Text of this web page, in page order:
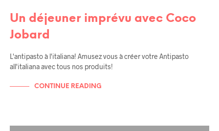
Un déjeuner imprévu avec Coco
Jobard
L'antipasto à l'italiana! Amusez vous à créer votre Antipasto
all'italiana avec tous nos produits!
CONTINUE READING